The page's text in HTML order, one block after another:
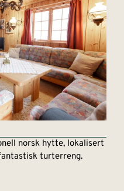
norsk hytte, lokalisert
turterreng.